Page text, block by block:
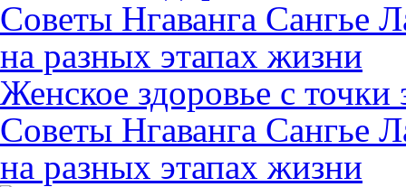
Женское здоровье с
Советы Нгаванга Сангье
на разных этапах жизни